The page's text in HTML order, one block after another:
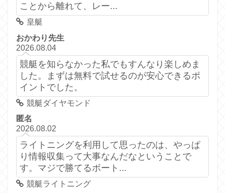
ことから離れて、レー...
皇艇
おかわり先生
2026.08.04
競艇を知らなかった私でもすんなり楽しめま
した。まずは無料で試せるのが安心できるポ
イントでした。
競艇ダイヤモンド
匿名
2026.08.02
ライトニングを利用して思ったのは、やっぱ
り情報収集って大事なんだなということで
す。マジで勝てるボート...
競艇ライトニング